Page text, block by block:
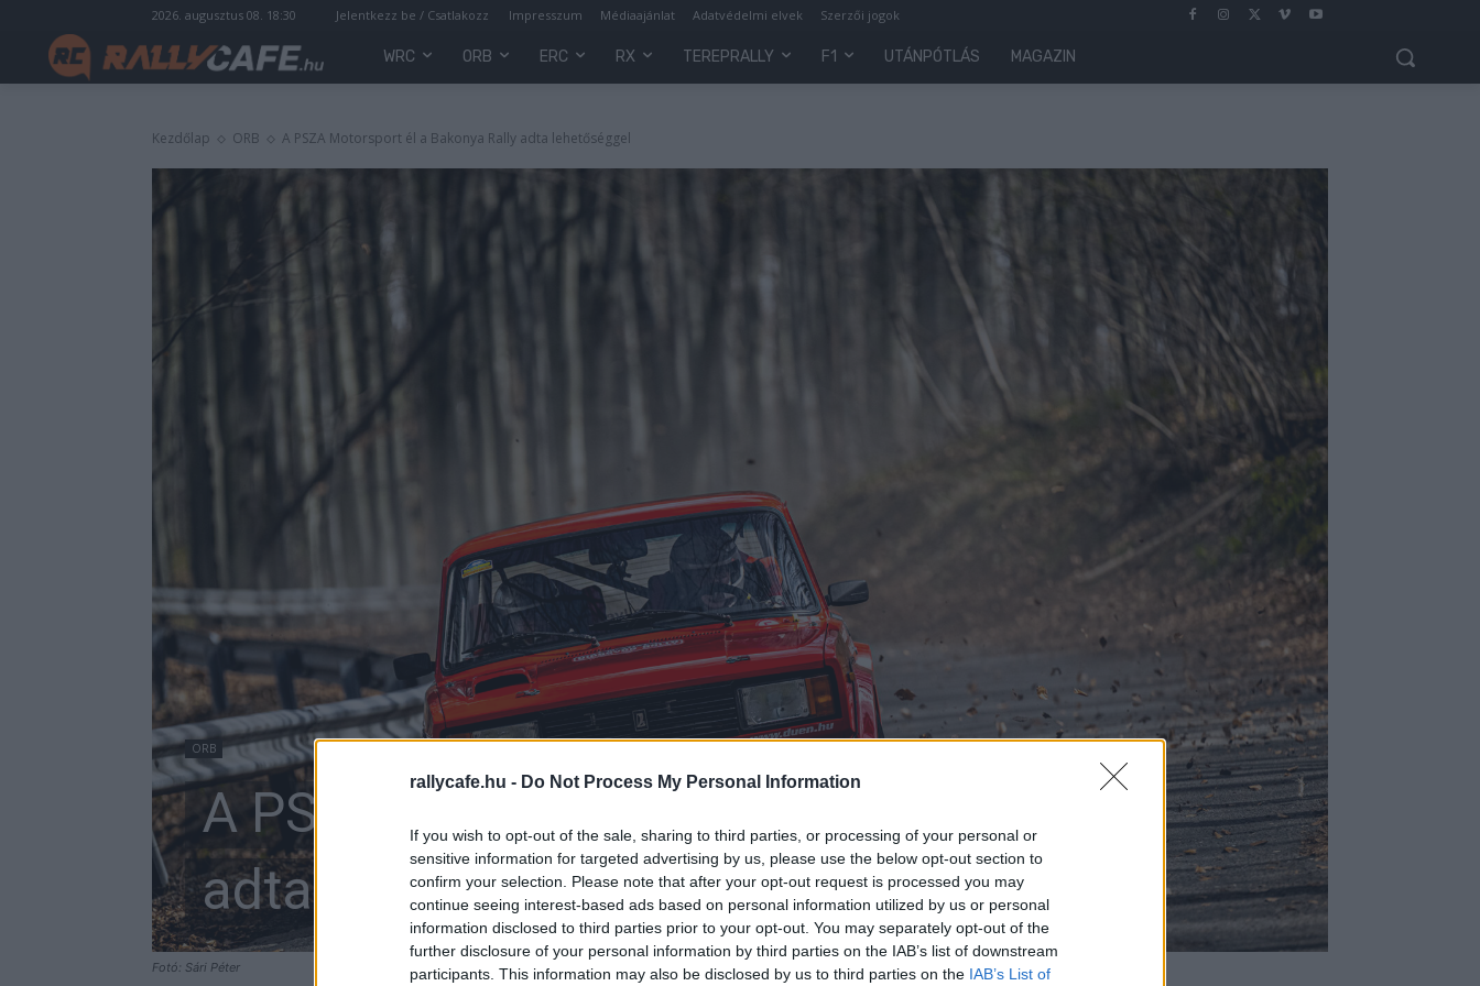
rallycafe.hu - Do Not Process My Personal Information
If you wish to opt-out of the sale, sharing to third parties, or processing of your personal or
sensitive information for targeted advertising by us, please use the below opt-out section to
confirm your selection. Please note that after your opt-out request is processed you may
continue seeing interest-based ads based on personal information utilized by us or personal
information disclosed to third parties prior to your opt-out. You may separately opt-out of the
further disclosure of your personal information by third parties on the IAB’s list of downstream
participants. This information may also be disclosed by us to third parties on the IAB’s List of
2026. augusztus 08. 18:30 Jelentkezz be / Csatlakozz Impresszum Médiaajánlat Adatvédelmi elvek Szerzői jogok
WRC ORB ERC RX TEREPRALLY F1 UTÁNPÓTLÁS MAGAZIN
Kezdőlap ORB A PSZA Motorsport él a Bakonya Rally adta lehetőséggel
Fotó: Sári Péter
ORB
A PSZA Motorsport él a Bakonya Rally
adta lehetőséggel